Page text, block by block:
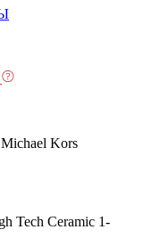
Kors
Tech Ceramic 1-